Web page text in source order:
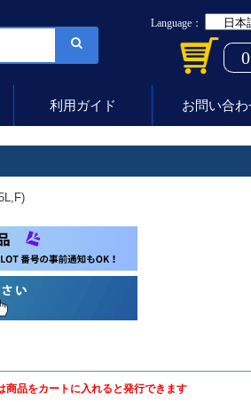
Language：
0
利用ガイド お問い合わ
商品をカートに入れると発行できます